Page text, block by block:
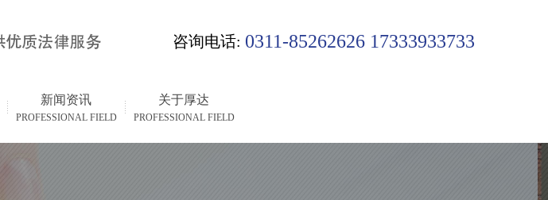
咨询电话: 0311-85262626 17333933733
新闻资讯
PROFESSIONAL FIELD
关于厚达
PROFESSIONAL FIELD